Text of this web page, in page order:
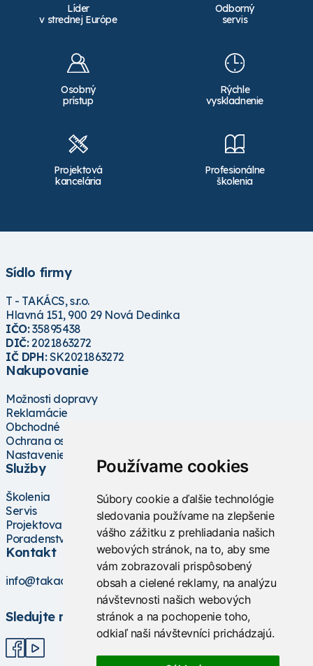
Používame cookies
Súbory cookie a ďalšie technológie
sledovania používame na zlepšenie
vášho zážitku z prehliadania našich
webových stránok, na to, aby sme
vám zobrazovali prispôsobený
obsah a cielené reklamy, na analýzu
návštevnosti našich webových
stránok a na pochopenie toho,
odkiaľ naši návštevníci prichádzajú.
Líder
v strednej Európe
Odborný
servis
Osobný
prístup
Rýchle
vyskladnenie
Projektová
kancelária
Profesionálne
školenia
Sídlo firmy
T - TAKÁCS, s.r.o.
Hlavná 151, 900 29 Nová Dedinka
IČO:35895438
DIČ:2021863272
IČ DPH:SK2021863272
Nakupovanie
Možnosti dopravy
Reklamácie
Obchodné podmienky
Ochrana osobných údajov
Nastavenie cookies
Služby
Školenia
Servis
Projektovanie
Poradenstvo
Kontakt
info@takacs.sk
Sledujte nás